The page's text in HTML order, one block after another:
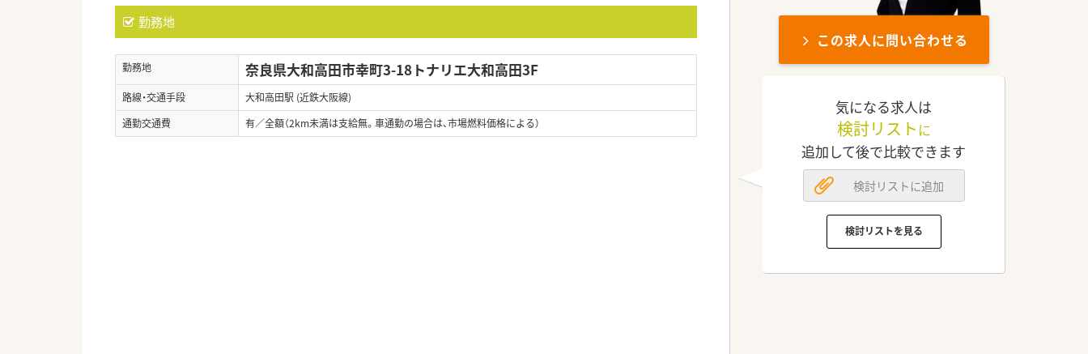
勤務地
勤務地 奈良県大和高田市幸町3-18トナリエ大和高田3F
路線・交通手段
大和高田駅 (近鉄大阪線)
通勤交通費
有／全額（2km未満は支給無。車通勤の場合は、市場燃料価格による）
この求人に問い合わせる
気になる求人は
検討リスト に
追加して後で比較できます
検討リストに追加
検討リストを見る